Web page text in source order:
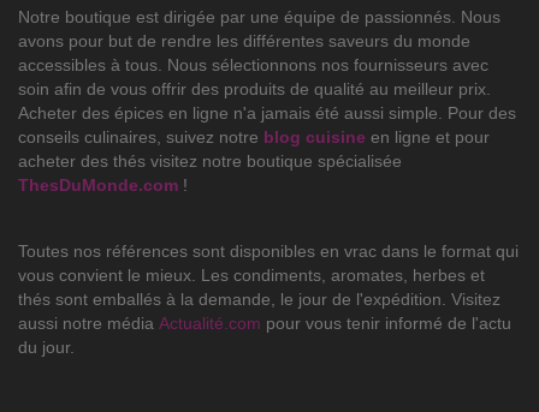
Notre boutique est dirigée par une équipe de passionnés. Nous
avons pour but de rendre les différentes saveurs du monde
accessibles à tous. Nous sélectionnons nos fournisseurs avec
soin afin de vous offrir des produits de qualité au meilleur prix.
Acheter des épices en ligne n'a jamais été aussi simple. Pour des
conseils culinaires, suivez notre blog cuisine en ligne et pour
acheter des thés visitez notre boutique spécialisée
ThesDuMonde.com !
Toutes nos références sont disponibles en vrac dans le format qui
vous convient le mieux. Les condiments, aromates, herbes et
thés sont emballés à la demande, le jour de l'expédition. Visitez
aussi notre média Actualité.com pour vous tenir informé de l'actu
du jour.